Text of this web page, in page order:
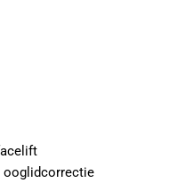
ooglidcorrectie